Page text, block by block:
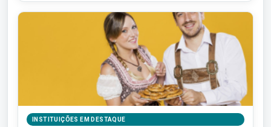
INSTITUIÇÕES EM DESTAQUE